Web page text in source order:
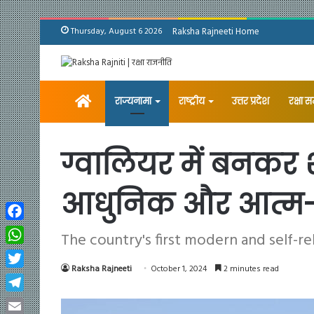
Thursday, August 6 2026 Raksha Rajneeti Home
Homeराज्यनामा राष्ट्रीय उत्तर प्रदेश रक्षा
ग्वालियर में बनकर
आधुनिक और आत्म-
The country's first modern and self-
Raksha Rajneeti October 1, 2024 2 minutes read
Facebook
WhatsApp
Twitter
Telegram